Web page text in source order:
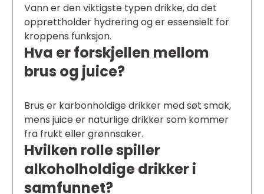
Vann er den viktigste typen drikke, da det
opprettholder hydrering og er essensielt for
kroppens funksjon.
Hva er forskjellen mellom
brus og juice?
Brus er karbonholdige drikker med søt smak,
mens juice er naturlige drikker som kommer
fra frukt eller grønnsaker.
Hvilken rolle spiller
alkoholholdige drikker i
samfunnet?